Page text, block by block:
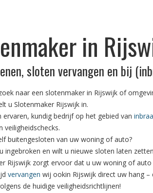
in
sloten vervangen en bij
naar een slotenmaker in Rijswijk of
u Slotenmaker Rijswijk in.
ervaren, kundig bedrijf op het gebied van
veiligheidschecks.
buitengesloten van uw woning of auto?
ingebroken en wilt u nieuwe sloten laten
Rijswijk zorgt ervoor dat u uw woning of auto
vervangen wij ookin Rijswijk direct uw hang –
de huidige veiligheidsrichtlijnen!